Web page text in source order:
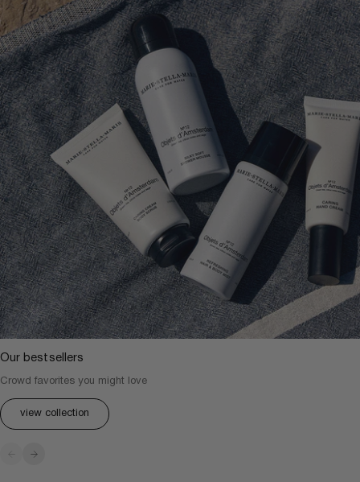
Our bestsellers
Crowd favorites you might love
view collection
Précédent
Suivant